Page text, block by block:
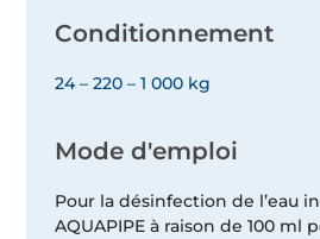
Conditionnement
24 – 220 – 1 000 kg
Mode d'emploi
Pour la désinfection de l’eau
AQUAPIPE à raison de 100 ml